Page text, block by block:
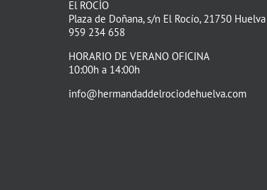
El ROCÍO
Plaza de Doñana, s/n El Rocío, 21750 Huelva
959 234 658
HORARIO DE VERANO OFICINA
10:00h a 14:00h
info@hermandaddelrociodehuelva.com